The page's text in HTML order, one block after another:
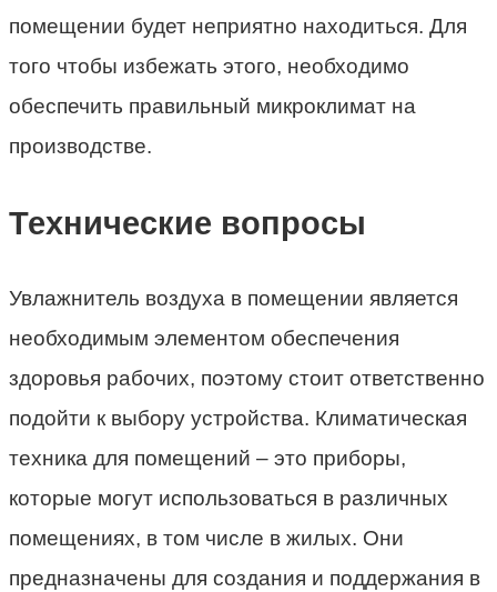
помещении будет неприятно находиться. Для
того чтобы избежать этого, необходимо
обеспечить правильный микроклимат на
производстве.
Технические вопросы
Увлажнитель воздуха в помещении является
необходимым элементом обеспечения
здоровья рабочих, поэтому стоит ответственно
подойти к выбору устройства. Климатическая
техника для помещений – это приборы,
которые могут использоваться в различных
помещениях, в том числе в жилых. Они
предназначены для создания и поддержания в